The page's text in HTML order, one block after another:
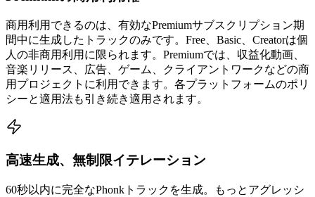
商用利用できるのは、有効なPremiumサブスクリプション期
間中に生成したトラックのみです。Free、Basic、Creatorは個
人の非商用利用に限られます。Premiumでは、収益化動画、
音楽リリース、広告、ゲーム、クライアントワークなどの商
用プロジェクトに利用できます。各プラットフォームのポリ
シーと適用法も引き続き適用されます。
高速生成、無制限イテレーション
60秒以内に完全なPhonkトラックを生成。もっとアグレッシ